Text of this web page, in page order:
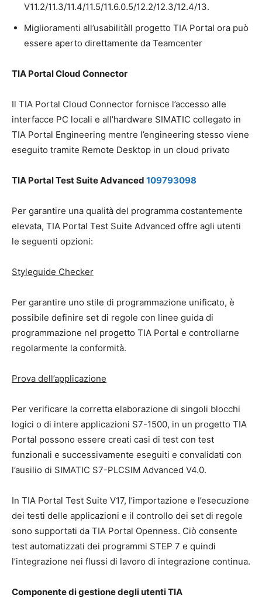
V11.2/11.3/11.4/11.5/11.6.0.5/12.2/12.3/12.4/13.
Miglioramenti all’usabilitàIl progetto TIA Portal ora può
essere aperto direttamente da Teamcenter
TIA Portal Cloud Connector
Il TIA Portal Cloud Connector fornisce l’accesso alle
interfacce PC locali e all’hardware SIMATIC collegato in
TIA Portal Engineering mentre l’engineering stesso viene
eseguito tramite Remote Desktop in un cloud privato
TIA Portal Test Suite Advanced 109793098
Per garantire una qualità del programma costantemente
elevata, TIA Portal Test Suite Advanced offre agli utenti
le seguenti opzioni:
Styleguide Checker
Per garantire uno stile di programmazione unificato, è
possibile definire set di regole con linee guida di
programmazione nel progetto TIA Portal e controllarne
regolarmente la conformità.
Prova dell’applicazione
Per verificare la corretta elaborazione di singoli blocchi
logici o di intere applicazioni S7-1500, in un progetto TIA
Portal possono essere creati casi di test con test
funzionali e successivamente eseguiti e convalidati con
l’ausilio di SIMATIC S7-PLCSIM Advanced V4.0.
In TIA Portal Test Suite V17, l’importazione e l’esecuzione
dei testi delle applicazioni e il controllo dei set di regole
sono supportati da TIA Portal Openness. Ciò consente
test automatizzati dei programmi STEP 7 e quindi
l’integrazione nei flussi di lavoro di integrazione continua.
Componente di gestione degli utenti TIA